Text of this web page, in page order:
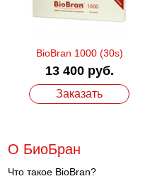
BioBran 1000 (30s)
13 400 руб.
Заказать
О БиоБран
Что такое BioBran?